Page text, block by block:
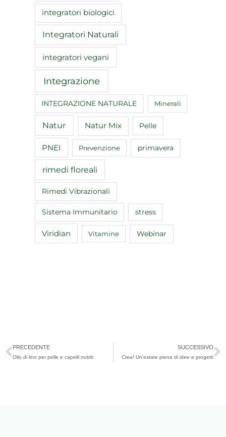
integratori biologici
Integratori Naturali
integratori vegani
Integrazione
INTEGRAZIONE NATURALE Minerali
Natur Natur Mix Pelle
PNEI Prevenzione primavera
rimedi floreali
Rimedi Vibrazionali
Sistema Immunitario stress
Viridian Vitamine Webinar
Precedente
PRECEDENTE
Olio di lino per pelle e capelli nutriti
SUCCESSIVO
Crea! Un’estate piena di idee e progetti